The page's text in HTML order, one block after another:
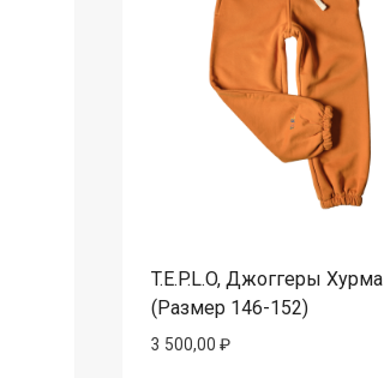
T.E.P.L.O, Джоггеры Хурма
(Размер 146-152)
3 500,00 ₽